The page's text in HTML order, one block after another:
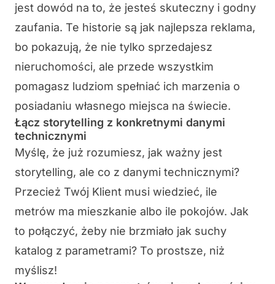
jest dowód na to, że jesteś skuteczny i godny
zaufania. Te historie są jak najlepsza reklama,
bo pokazują, że nie tylko sprzedajesz
nieruchomości, ale przede wszystkim
pomagasz ludziom spełniać ich marzenia o
posiadaniu własnego miejsca na świecie.
Łącz storytelling z konkretnymi danymi
technicznymi
Myślę, że już rozumiesz, jak ważny jest
storytelling, ale co z danymi technicznymi?
Przecież Twój Klient musi wiedzieć, ile
metrów ma mieszkanie albo ile pokojów. Jak
to połączyć, żeby nie brzmiało jak suchy
katalog z parametrami? To prostsze, niż
myślisz!